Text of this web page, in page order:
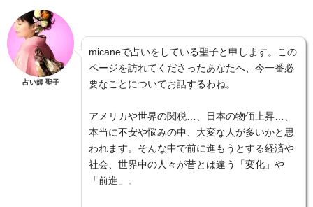
占い師 聖子
micaneで占いをしている聖子と申します。この
ページを訪れてくださったあなたへ、今一番必
要なことについてお話するわね。
アメリカや世界の関税…、日本の物価上昇…、
本当に不安や悩みの中、大変な人が多いかと思
われます。そんな中で前に進もうとする経済や
社会、世界中の人々が昔とは違う「変化」や
「前進」。